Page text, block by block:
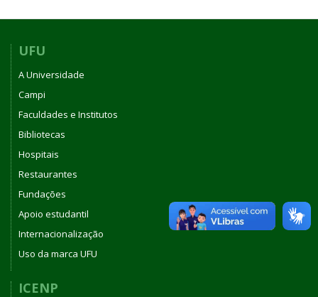
UFU
A Universidade
Campi
Faculdades e Institutos
Bibliotecas
Hospitais
Restaurantes
Fundações
Apoio estudantil
Internacionalização
Uso da marca UFU
ICENP